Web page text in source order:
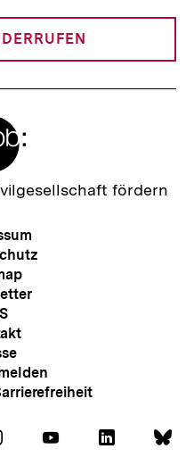
fördern
Auf
Folgen Folgen